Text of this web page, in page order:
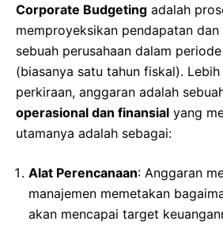
Corporate Budgeting adalah
memproyeksikan pendapatan dan
sebuah perusahaan dalam
(biasanya satu tahun fiskal).
perkiraan, anggaran adalah
operasional dan finansial yang
utamanya adalah sebagai:
Alat Perencanaan: Anggaran
manajemen memetakan
akan mencapai target